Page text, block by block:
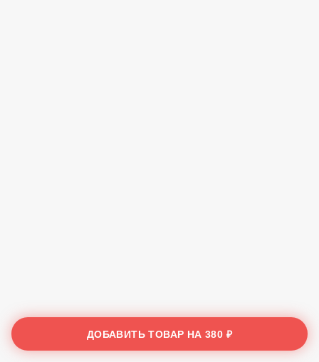
ДОБАВИТЬ ТОВАР НА380 ₽